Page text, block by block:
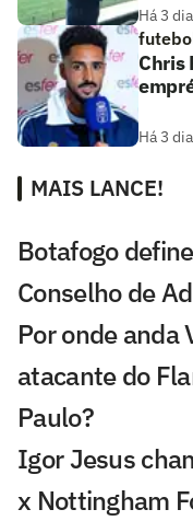
Há 3
Chris
Há 3
MAIS LANCE!
Botafogo
Conselho de
Por onde anda
atacante do
Paulo?
Igor Jesus
x Nottingham